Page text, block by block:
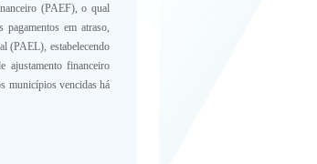
(PAEF), o qual
pagamentos em atraso,
(PAEL), estabelecendo
ajustamento financeiro
municípios vencidas há